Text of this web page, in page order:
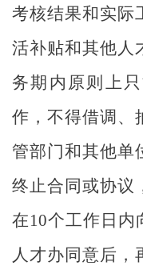
考核结果和实际
活补贴和其他人
务期内原则上
作，不得借调、
管部门和其他单
终止合同或协议
在10个工作日内
人才办同意后，